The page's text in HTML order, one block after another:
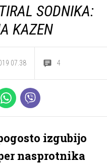
SODNIKA:
KAZEN
07.38 4
izgubijo
nasprotnika